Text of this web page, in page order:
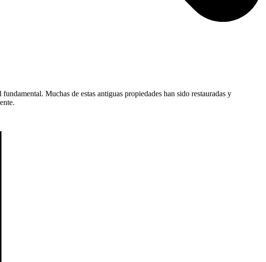
Muchas de estas antiguas propiedades han sido restauradas y